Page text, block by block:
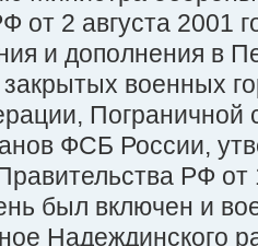
от 2 августа 2001
и дополнения в
военных
Пограничной
ФСБ России,
РФ
был включен и
Надеждинского